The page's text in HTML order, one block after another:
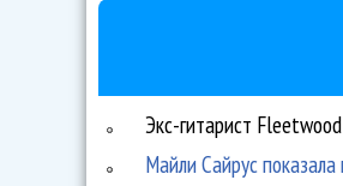
Экс-гитарист
Майли Сайрус